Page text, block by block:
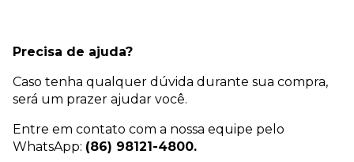
Precisa de ajuda?
Caso tenha qualquer dúvida durante sua compra,
será um prazer ajudar você.
Entre em contato com a nossa equipe pelo
WhatsApp: (86) 98121-4800.